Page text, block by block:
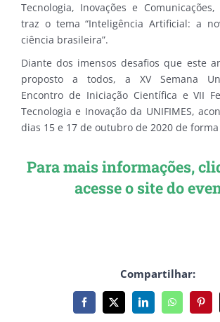
Tecnologia, Inovações e
traz o tema “Inteligência Artificial: a
ciência brasileira”.
Diante dos imensos desafios que este
proposto a todos, a XV Semana
Encontro de Iniciação Científica e VII
Tecnologia e Inovação da UNIFIMES,
dias 15 e 17 de outubro de 2020 de
Para mais informações,
acesse o site do
Compartilhar:
Facebook
X LinkedInWhatsApp